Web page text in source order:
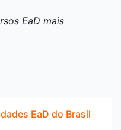
EaD mais
EaD do Brasil